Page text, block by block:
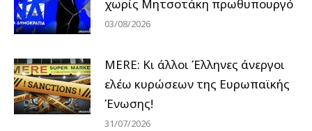
χωρίς Μητσοτάκη πρωθυπουργό
03/08/2026
MERE: Κι άλλοι Έλληνες άνεργοι
ελέω κυρώσεων της Ευρωπαϊκής
Ένωσης!
31/07/2026